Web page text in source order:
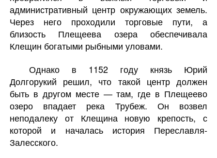
административный центр окружающих земель.
Через него проходили торговые пути, а
близость Плещеева озера обеспечивала
Клещин богатыми рыбными уловами.
Однако в 1152 году князь Юрий
Долгорукий решил, что такой центр должен
быть в другом месте — там, где в Плещеево
озеро впадает река Трубеж. Он возвел
неподалеку от Клещина новую крепость, с
которой и началась история Переславля-
Залесского.